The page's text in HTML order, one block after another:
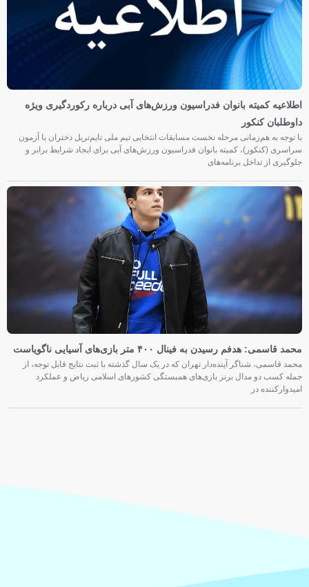
اطلاعیه کمیته بانوان فدراسیون ورزش‌های آبی درباره رکوردگیری ویژه
داوطلبان کنکور
با توجه به هم‌زمانی مرحله نخست مسابقات انتخابی تیم ملی تایم‌تریل دختران با آزمون
سراسری (کنکور)، کمیته بانوان فدراسیون ورزش‌های آبی برای ایجاد شرایط برابر و
جلوگیری از تداخل برنامه‌های
محمد قاسمی: هدفم رسیدن به فینال ۴۰۰ متر بازی‌های آسیایی ناگویاست
محمد قاسمی، شناگر آینده‌دار تهران که در یک سال گذشته با ثبت نتایج قابل توجه، از
جمله کسب دو مدال برنز بازی‌های همبستگی کشورهای اسلامی ریاض و عملکرد
امیدوارکننده در